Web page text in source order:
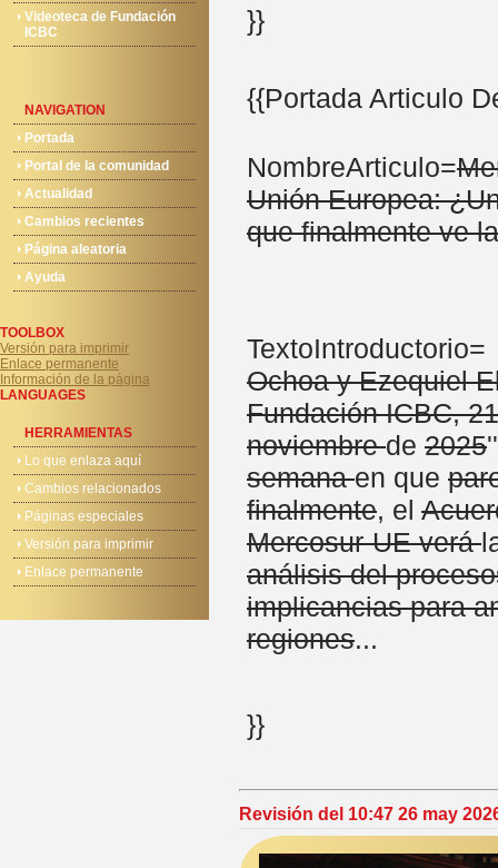
Videoteca de Fundación
ICBC
NAVIGATION
Portada
Portal de la comunidad
Actualidad
Cambios recientes
Página aleatoria
Ayuda
TOOLBOX
Versión para imprimir
Enlace permanente
Información de la página
LANGUAGES
HERRAMIENTAS
Lo que enlaza aquí
Cambios relacionados
Páginas especiales
Versión para imprimir
Enlace permanente
}}
{{Portada Articulo
NombreArticulo=
Unión Europea:
que finalmente ve
Ochoa y Ezequiel
Fundación ICBC,
noviembrede 2025
semanaen que
finalmente, el
Mercosur-UE verá
análisis del
implicancias para
regiones...
}}
Revisión del 10:47 26 may